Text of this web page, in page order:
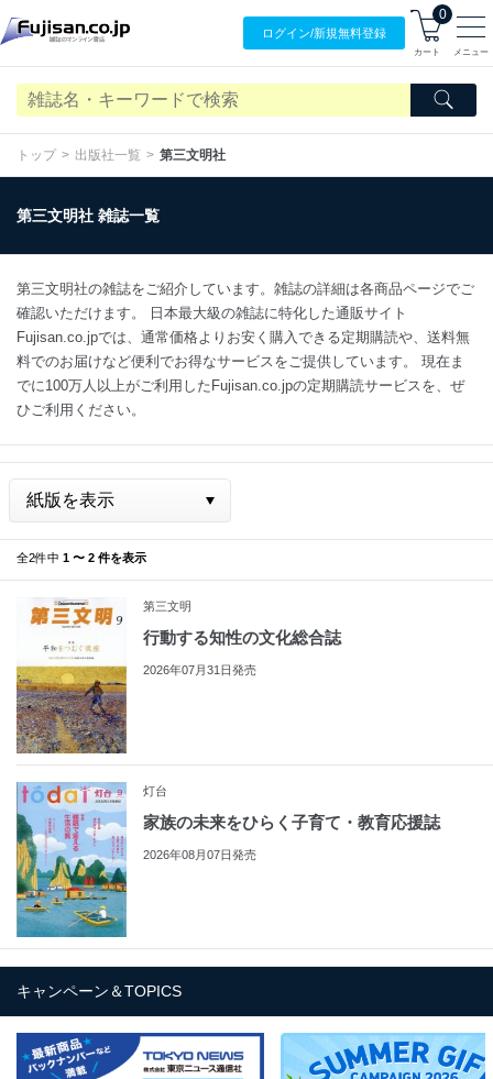
ログイン/新規無料登録
0
カート メニュー
トップ 出版社一覧 第三文明社
第三文明社 雑誌一覧
第三文明社の雑誌をご紹介しています。雑誌の詳細は各商品ページでご
確認いただけます。 日本最大級の雑誌に特化した通販サイト
Fujisan.co.jpでは、通常価格よりお安く購入できる定期購読や、送料無
料でのお届けなど便利でお得なサービスをご提供しています。 現在ま
でに100万人以上がご利用したFujisan.co.jpの定期購読サービスを、ぜ
ひご利用ください。
全2件中 1 〜 2 件を表示
第三文明
行動する知性の文化総合誌
2026年07月31日発売
灯台
家族の未来をひらく子育て・教育応援誌
2026年08月07日発売
キャンペーン＆TOPICS